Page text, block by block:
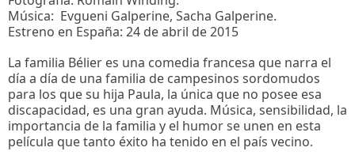
Música: Evgueni Galperine, Sacha Galperine.
Estreno en España: 24 de abril de 2015
La familia Bélier es una comedia francesa que narra el
día a día de una familia de campesinos sordomudos
para los que su hija Paula, la única que no posee esa
discapacidad, es una gran ayuda. Música, sensibilidad, la
importancia de la familia y el humor se unen en esta
película que tanto éxito ha tenido en el país vecino.